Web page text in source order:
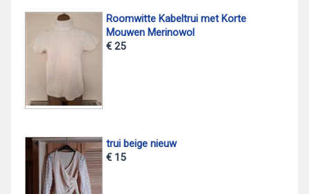
Roomwitte Kabeltrui met Korte
Mouwen Merinowol
€ 25
trui beige nieuw
€ 15